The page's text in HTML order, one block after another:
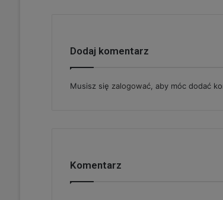
Dodaj komentarz
Musisz się zalogować, aby móc dodać
Komentarz